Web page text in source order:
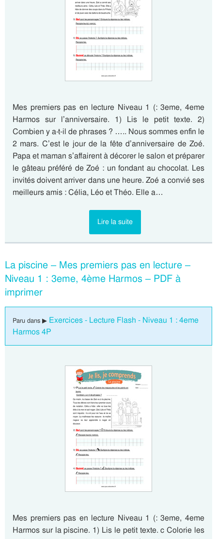
Mes premiers pas en lecture Niveau 1 (: 3eme, 4eme
Harmos sur l’anniversaire. 1) Lis le petit texte. 2)
Combien y a-t-il de phrases ? ….. Nous sommes enfin le
2 mars. C’est le jour de la fête d’anniversaire de Zoé.
Papa et maman s’affairent à décorer le salon et préparer
le gâteau préféré de Zoé : un fondant au chocolat. Les
invités doivent arriver dans une heure. Zoé a convié ses
meilleurs amis : Célia, Léo et Théo. Elle a…
Lire la suite
La piscine – Mes premiers pas en lecture –
Niveau 1 : 3eme, 4ème Harmos – PDF à
imprimer
Paru dans ▶ Exercices - Lecture Flash - Niveau 1 : 4eme
Harmos 4P
Mes premiers pas en lecture Niveau 1 (: 3eme, 4eme
Harmos sur la piscine. 1) Lis le petit texte. c Colorie les